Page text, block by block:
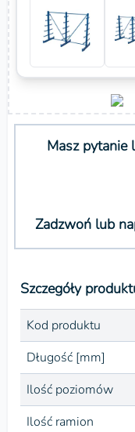
Masz pytanie
Zadzwoń lub
Szczegóły
Kod produktu
Długość [mm]
Ilość poziomów
Ilość ramion